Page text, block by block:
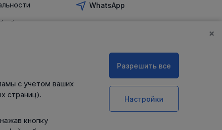
обеспечении
WhatsApp
×
с учетом ваших
страниц).
кнопку
Разрешить все
Настройки